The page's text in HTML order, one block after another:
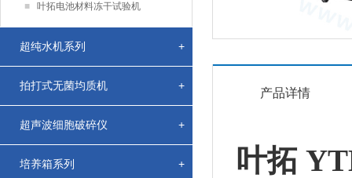
■ 叶拓电池材料冻干试验机
超纯水机系列 +
拍打式无菌均质机 +
超声波细胞破碎仪 +
培养箱系列 +
产品详情
叶拓